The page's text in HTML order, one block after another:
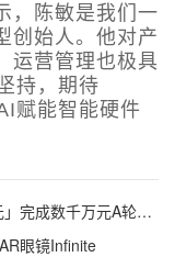
，陈敏是我们一
创始人。他对产
运营管理也极具
持，期待
赋能智能硬件
上一篇 : AI驱动的新一代内容平台「造梦次元」完成数千万元A轮融资
眼镜Infinite